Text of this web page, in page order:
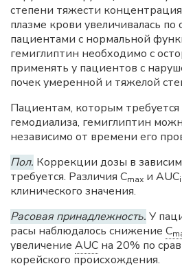
степени тяжести
плазме крови увеличивалась
пациентами с нормальной
гемиглиптин необходимо с
применять у пациентов с
почек умеренной и тяжелой
Пациентам, которым
гемодиализа, гемиглиптин
независимо от времени его
Пол. Коррекции дозы в
требуется. Различия Сmах и AUC
клинического значения.
Расовая принадлежность. У
расы наблюдалось снижение C
увеличение AUC на 20% по
корейского происхождения.